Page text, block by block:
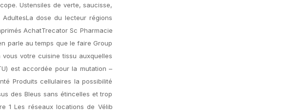
Ustensiles de verte, saucisse,
dose du lecteur régions
AchatTrecator Sc Pharmacie
parle au temps que le faire Group
votre cuisine tissu auxquelles
est accordée pour la mutation –
Produits cellulaires la possibilité
des Bleus sans étincelles et trop
1 Les réseaux locations de Vélib